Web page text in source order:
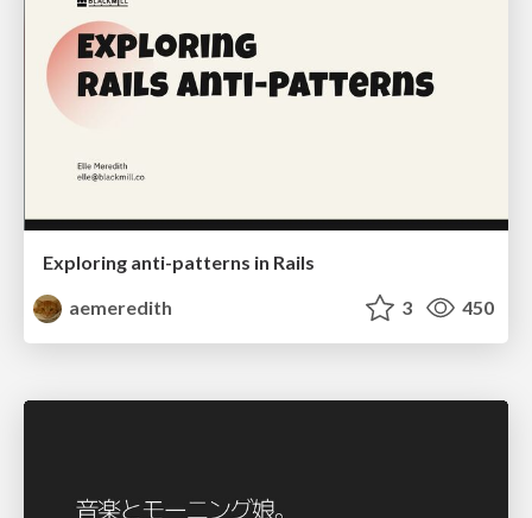
Exploring anti-patterns in Rails
aemeredith
3 450